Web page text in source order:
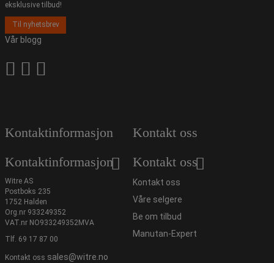
eksklusive tilbud!
Til nyhetsbrev
Vår blogg
Kontaktinformasjon
Kontaktinformasjon
Witre AS
Postboks 235
1752 Halden
Org.nr 933249352
VAT.nr NO933249352MVA
Tlf. 69 17 87 00
Kontakt oss sales@witre.no
Kontakt oss
Kontakt oss
Kontakt oss
Våre selgere
Be om tilbud
Manutan-Expert